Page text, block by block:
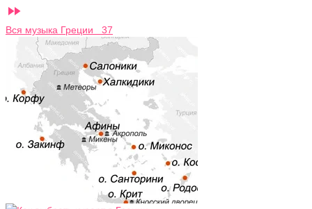

Вся музыка Греции 37